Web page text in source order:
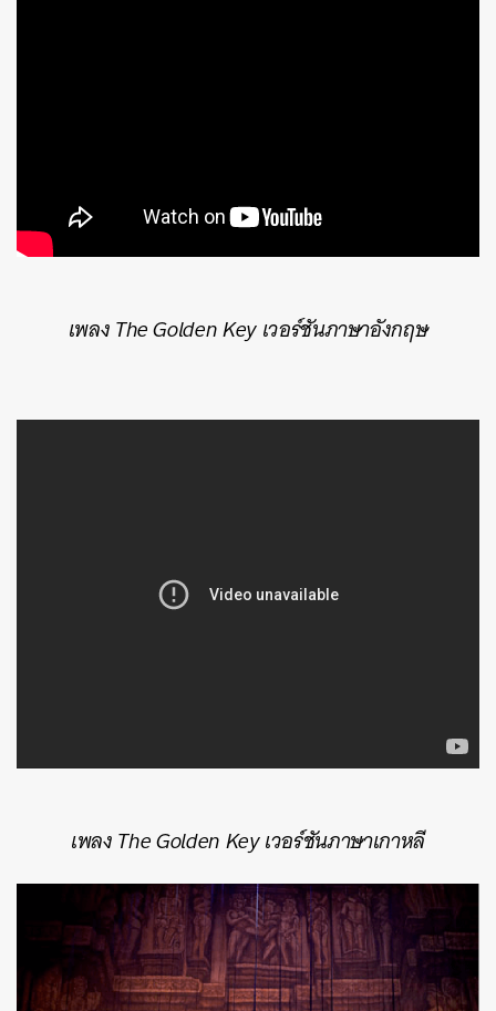
เพลง The Golden Key เวอร์ชันภาษาอังกฤษ
เพลง The Golden Key เวอร์ชันภาษาเกาหลี